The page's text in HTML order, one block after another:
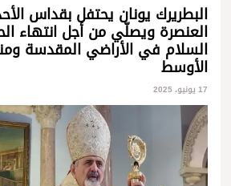
البطريرك يونان يحتفل بقداس
العنصرة ويصلّي من أجل انتهاء
السلام في الأراضي المقدسة
الأوسط
17 يونيو، 2025